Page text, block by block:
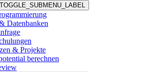
Datenbanken
& Projekte
berechnen